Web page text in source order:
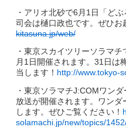
・アリオ北砂で6月1日「ど
司会は樋口政也です。ぜひお
kitasuna.jp/web/
・東京スカイツリーソラマ
月1日開催されます。31日は
当します！ http://www.tokyo-
・東京ソラマチJ:COMワン
放送が開催されます。ワン
します。ぜひご覧ください！
solamachi.jp/new/topics/